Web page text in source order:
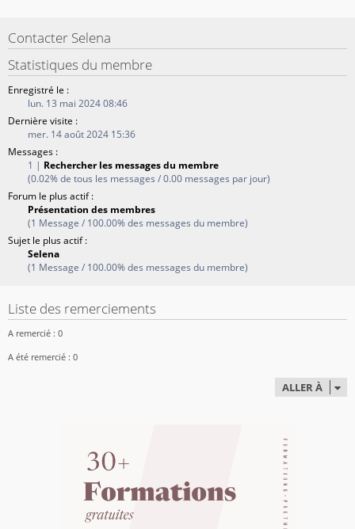
Contacter Selena
Statistiques du membre
Enregistré le :
lun. 13 mai 2024 08:46
Dernière visite :
mer. 14 août 2024 15:36
Messages :
1 | Rechercher les messages du membre
(0.02% de tous les messages / 0.00 messages par jour)
Forum le plus actif :
Présentation des membres
(1 Message / 100.00% des messages du membre)
Sujet le plus actif :
Selena
(1 Message / 100.00% des messages du membre)
Liste des remerciements
A remercié : 0
A été remercié : 0
ALLER À